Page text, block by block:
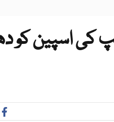
کی اسپین کو